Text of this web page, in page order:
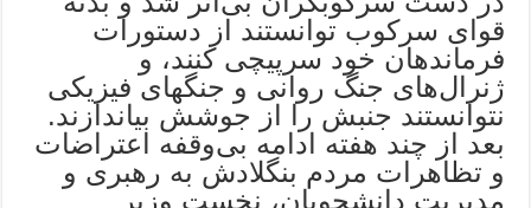
قوای سرکوب توانستند از دستورات
فرماندهان خود سرپیچی کنند، و
ژنرال‌های جنگ روانی و جنگهای فیزیکی
نتوانستند جنبش را از جوشش بیاندازند.
بعد از چند هفته ادامه بی‌وقفه اعتراضات
و تظاهرات مردم بنگلادش به رهبری و
مدیریت دانشجویان، نخست وزیر